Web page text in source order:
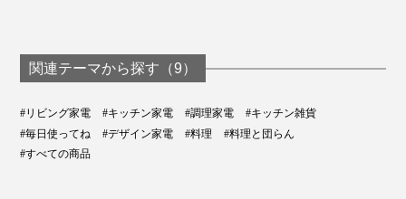
関連テーマから探す（9）
#リビング家電 #キッチン家電 #調理家電
#キッチン雑貨
#毎日使ってね
#デザイン家電 #料理
#料理と団らん
#すべての商品